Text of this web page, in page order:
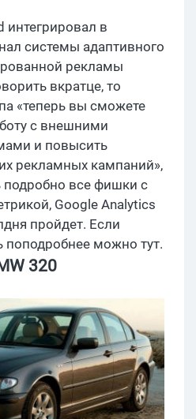
интегрировал в
системы адаптивного
рекламы
вкратце, то
«теперь вы сможете
с внешними
и повысить
рекламных кампаний»,
подробно все фишки с
Google Analytics
пройдет. Если
поподробнее можно тут.
320